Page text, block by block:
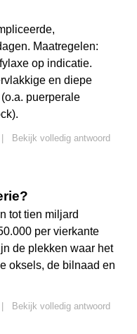
Maatregelen:
op indicatie.
en diepe
puerperale
Bekijk volledig antwoord
tot tien miljard
per vierkante
de plekken waar het
oksels, de bilnaad en
Bekijk volledig antwoord